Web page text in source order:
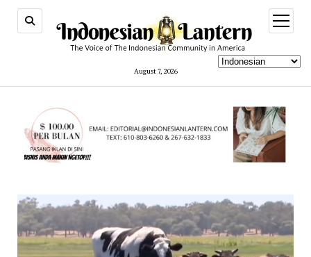
August 7, 2026
open
menu